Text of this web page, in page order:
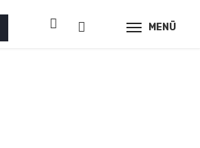
AMBAR GÖRSEL MENÜ